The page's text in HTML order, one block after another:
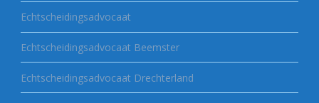
Echtscheidingsadvocaat
Echtscheidingsadvocaat Beemster
Echtscheidingsadvocaat Drechterland